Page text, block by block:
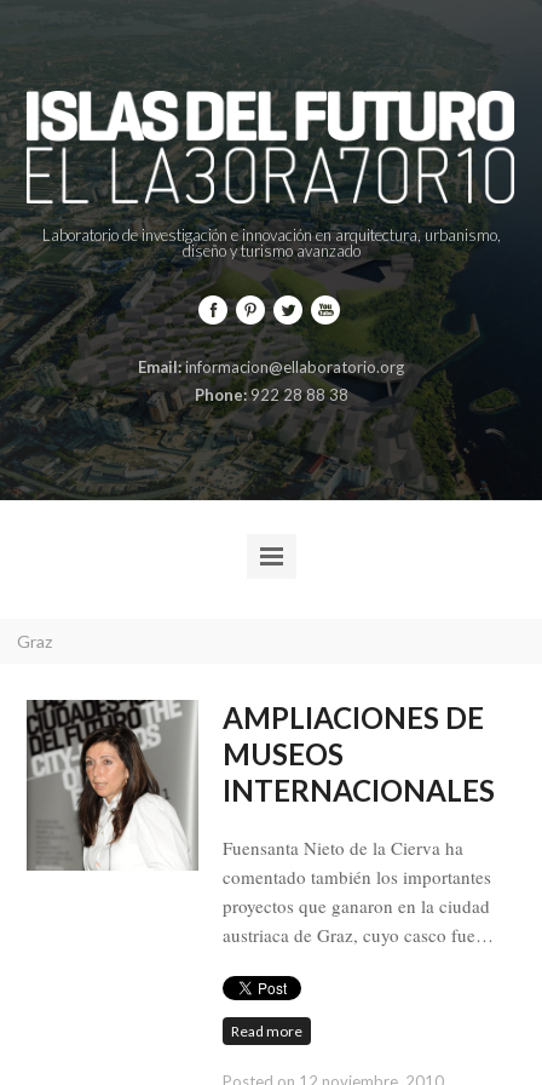
Laboratorio de investigación e innovación en arquitectura, urbanismo,
diseño y turismo avanzado
Email:informacion@ellaboratorio.org
Phone:922 28 88 38
Graz
AMPLIACIONES DE
MUSEOS
INTERNACIONALES
Fuensanta Nieto de la Cierva ha
comentado también los importantes
proyectos que ganaron en la ciudad
austriaca de Graz, cuyo casco fue…
Read more